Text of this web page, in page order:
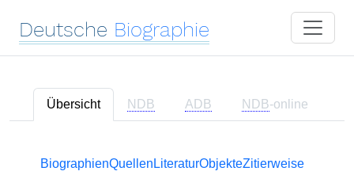
Deutsche Biographie
Übersicht NDB ADB NDB-online
BiographienQuellen LiteraturObjekteZitierweise